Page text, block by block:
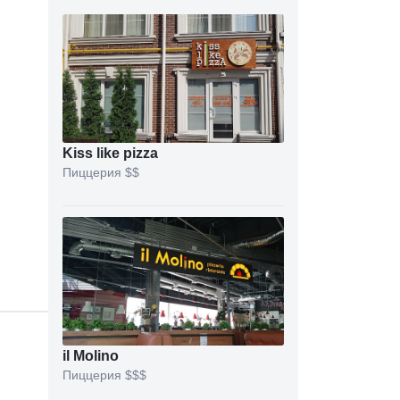
Kiss like pizza
Пиццерия $$
il Molino
Пиццерия $$$